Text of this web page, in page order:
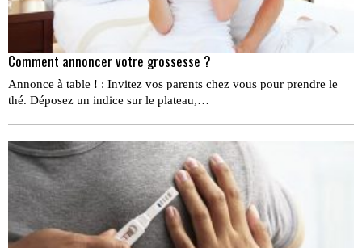
Comment annoncer votre grossesse ?
Annonce à table ! : Invitez vos parents chez vous pour prendre le
thé. Déposez un indice sur le plateau,…